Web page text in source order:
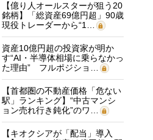
【億り人オールスターが狙う20
銘柄】「総資産69億円超」90歳
現役トレーダーから“1…
資産10億円超の投資家が明か
す“AI・半導体相場に乗らなかっ
た理由” フルポジショ…
【首都圏の不動産価格「危ない
駅」ランキング】“中古マンシ
ョン売れ行き鈍化”のワ…
【キオクシアが「配当」導入